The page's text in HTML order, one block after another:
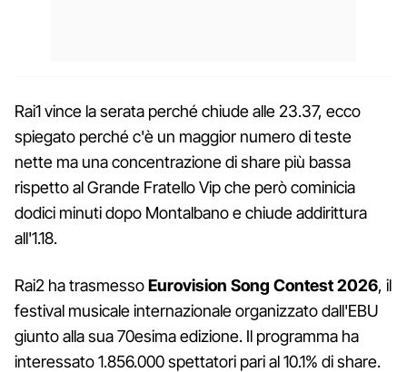
Rai1 vince la serata perché chiude alle 23.37, ecco
spiegato perché c'è un maggior numero di teste
nette ma una concentrazione di share più bassa
rispetto al Grande Fratello Vip che però cominicia
dodici minuti dopo Montalbano e chiude addirittura
all'1.18.
Rai2 ha trasmessoEurovision Song Contest 2026, il
festival musicale internazionale organizzato dall'EBU
giunto alla sua 70esima edizione. Il programma ha
interessato 1.856.000 spettatori pari al 10.1% di share.